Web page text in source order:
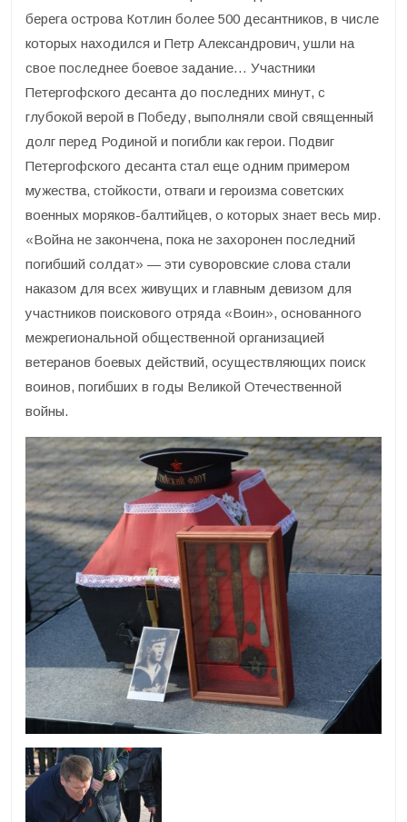
берега острова Котлин более 500 десантников, в числе
которых находился и Петр Александрович, ушли на
свое последнее боевое задание… Участники
Петергофского десанта до последних минут, с
глубокой верой в Победу, выполняли свой священный
долг перед Родиной и погибли как герои. Подвиг
Петергофского десанта стал еще одним примером
мужества, стойкости, отваги и героизма советских
военных моряков-балтийцев, о которых знает весь мир.
«Война не закончена, пока не захоронен последний
погибший солдат» — эти суворовские слова стали
наказом для всех живущих и главным девизом для
участников поискового отряда «Воин», основанного
межрегиональной общественной организацией
ветеранов боевых действий, осуществляющих поиск
воинов, погибших в годы Великой Отечественной
войны.